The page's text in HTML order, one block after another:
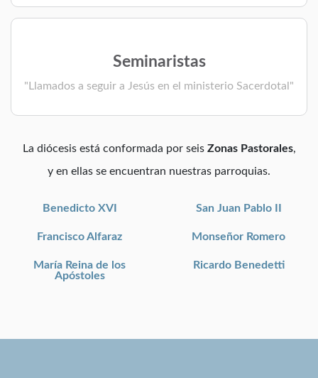
Seminaristas
"Llamados a seguir a Jesús en el ministerio Sacerdotal"
La diócesis está conformada por seis Zonas Pastorales,
y en ellas se encuentran nuestras parroquias.
Benedicto XVI San Juan Pablo II
Francisco Alfaraz Monseñor Romero
María Reina de los
Apóstoles
Ricardo Benedetti